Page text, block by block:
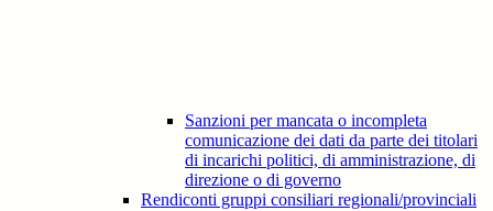
Sanzioni per mancata o incompleta
comunicazione dei dati da parte dei titolari
di incarichi politici, di amministrazione, di
direzione o di governo
Rendiconti gruppi consiliari regionali/provinciali